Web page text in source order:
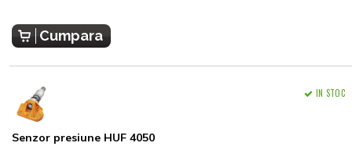
Cumpara
Senzor presiune HUF 4050
IN STOC